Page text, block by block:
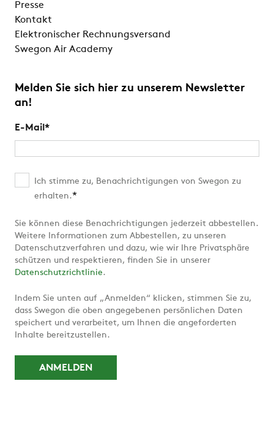
Presse
Kontakt
Elektronischer Rechnungsversand
Swegon Air Academy
Melden Sie sich hier zu unserem Newsletter
an!
E-Mail *
Ich stimme zu, Benachrichtigungen von Swegon zu
erhalten.*
Sie können diese Benachrichtigungen jederzeit abbestellen.
Weitere Informationen zum Abbestellen, zu unseren
Datenschutzverfahren und dazu, wie wir Ihre Privatsphäre
schützen und respektieren, finden Sie in unserer
Datenschutzrichtlinie.
Indem Sie unten auf „Anmelden“ klicken, stimmen Sie zu,
dass Swegon die oben angegebenen persönlichen Daten
speichert und verarbeitet, um Ihnen die angeforderten
Inhalte bereitzustellen.